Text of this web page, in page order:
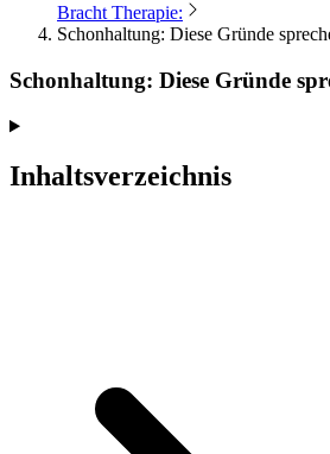
Bracht Therapie:
Schonhaltung: Diese Gründe
Schonhaltung: Diese Gründe
Inhaltsverzeichnis